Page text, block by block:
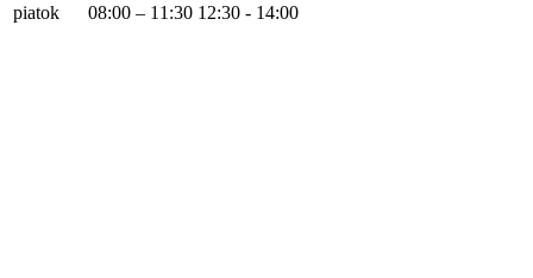
piatok
08:00 – 11:30 12:30 - 14:00